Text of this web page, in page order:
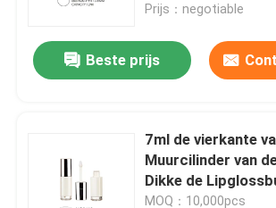
Prijs：negotiable
Beste prijs
7ml de vierkante
Muurcilinder van
Dikke de
ontruimen Basis
MOQ：10,000pcs